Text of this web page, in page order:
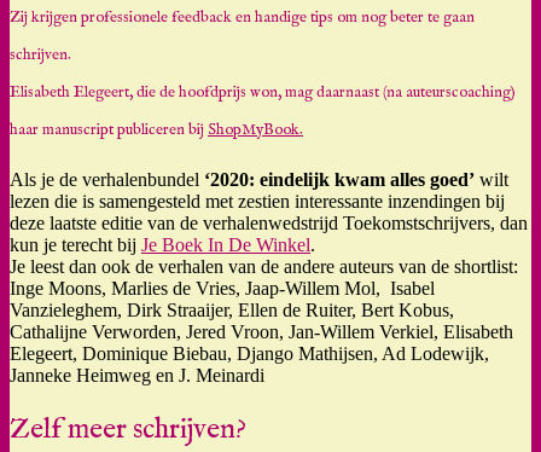
Zij krijgen professionele feedback en handige tips om nog beter te gaan
schrijven.
Elisabeth Elegeert, die de hoofdprijs won, mag daarnaast (na auteurscoaching)
haar manuscript publiceren bij ShopMyBook.
Als je de verhalenbundel ‘2020: eindelijk kwam alles goed’ wilt
lezen die is samengesteld met zestien interessante inzendingen bij
deze laatste editie van de verhalenwedstrijd Toekomstschrijvers, dan
kun je terecht bij Je Boek In De Winkel.
Je leest dan ook de verhalen van de andere auteurs van de shortlist:
Inge Moons, Marlies de Vries, Jaap-Willem Mol, Isabel
Vanzieleghem, Dirk Straaijer, Ellen de Ruiter, Bert Kobus,
Cathalijne Verworden, Jered Vroon, Jan-Willem Verkiel, Elisabeth
Elegeert, Dominique Biebau, Django Mathijsen, Ad Lodewijk,
Janneke Heimweg en J. Meinardi
Zelf meer schrijven?